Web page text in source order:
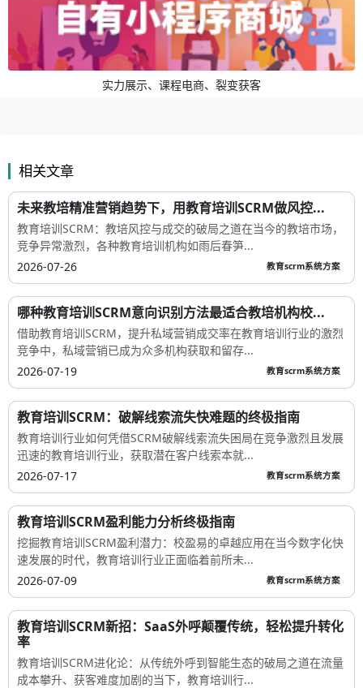
实力展示、课程电商、裂变获客
相关文章
未来教培精准营销趋势下，用教育培训SCRM做风控...
教育培训SCRM：教培风控与成交的破局之道在当今的教培市场，
竞争异常激烈，各种教育培训机构如雨后春笋...
2026-07-26
教育scrm系统方案
哪种教育培训SCRM意向识别方法最适合教培机构校...
借助教育培训SCRM，提升私域营销成交率在教育培训行业的激烈
竞争中，私域营销已成为众多机构获取和留存...
2026-07-19
教育scrm系统方案
教育培训SCRM：破解线索流失快难题的终极指南
教育培训行业如何凭借SCRM破解线索流失困局在竞争激烈且发展
迅速的教育培训行业，获取潜在客户线索本就...
2026-07-17
教育scrm系统方案
教育培训SCRM盈利能力分析终极指南
挖掘教育培训SCRM盈利潜力：校盈易的卓越应用在当今数字化快
速发展的时代，教育培训行业正面临着前所未...
2026-07-09
教育scrm系统方案
教育培训SCRM新招：SaaS外呼颠覆传统，轻松提升转化
率
教育培训SCRM进化论：从传统外呼到智能生态的破局之道在流量
成本攀升、获客难度加剧的当下，教育培训行...